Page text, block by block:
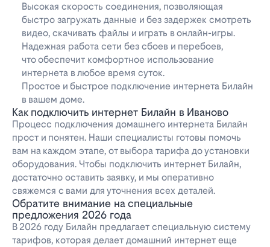
Высокая скорость соединения, позволяющая
быстро загружать данные и без задержек смотреть
видео, скачивать файлы и играть в онлайн-игры.
Надежная работа сети без сбоев и перебоев,
что обеспечит комфортное использование
интернета в любое время суток.
Простое и быстрое подключение интернета Билайн
в вашем доме.
Как подключить интернет Билайн в Иваново
Процесс подключения домашнего интернета Билайн
прост и понятен. Наши специалисты готовы помочь
вам на каждом этапе, от выбора тарифа до установки
оборудования. Чтобы подключить интернет Билайн,
достаточно оставить заявку, и мы оперативно
свяжемся с вами для уточнения всех деталей.
Обратите внимание на специальные
предложения 2026 года
В 2026 году Билайн предлагает специальную систему
тарифов, которая делает домашний интернет еще